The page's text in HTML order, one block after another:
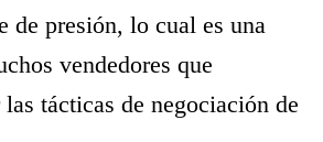
de presión, lo cual es una
vendedores que
tácticas de negociación de